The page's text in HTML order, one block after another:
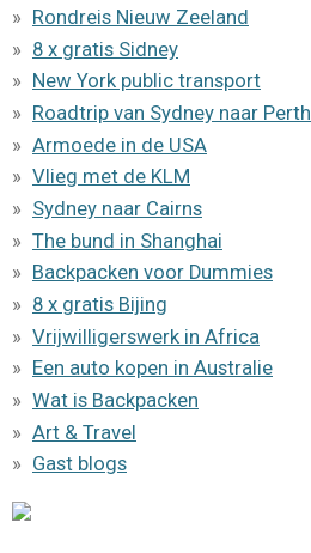
Rondreis Nieuw Zeeland
8 x gratis Sidney
New York public transport
Roadtrip van Sydney naar Perth
Armoede in de USA
Vlieg met de KLM
Sydney naar Cairns
The bund in Shanghai
Backpacken voor Dummies
8 x gratis Bijing
Vrijwilligerswerk in Africa
Een auto kopen in Australie
Wat is Backpacken
Art & Travel
Gast blogs